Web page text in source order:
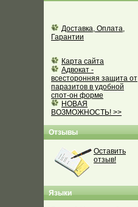
Доставка, Оплата,
Гарантии
Карта сайта
Адвокат -
всесторонняя защита от
паразитов в удобной
спот-он форме
НОВАЯ
ВОЗМОЖНОСТЬ! >>
Отзывы
Оставить
отзыв!
Языки